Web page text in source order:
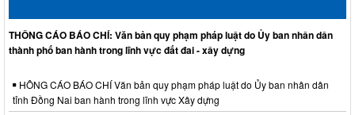
THÔNG CÁO BÁO CHÍ: Văn bản quy phạm pháp luật do Ủy ban nhân dân
thành phố ban hành trong lĩnh vực đất đai - xây dựng
HÔNG CÁO BÁO CHÍ Văn bản quy phạm pháp luật do Ủy ban nhân dân
tỉnh Đồng Nai ban hành trong lĩnh vực Xây dựng